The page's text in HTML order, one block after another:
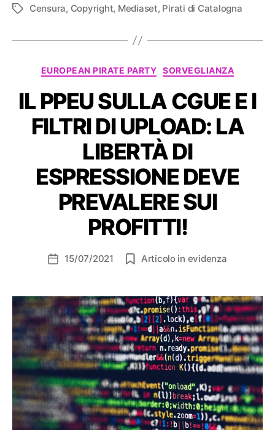
Tag Censura, Copyright, Mediaset, Pirati di Catalogna
Categorie
EUROPEAN PIRATE PARTY SORVEGLIANZA
IL PPEU SULLA CGUE E I
FILTRI DI UPLOAD: LA
LIBERTÀ DI
ESPRESSIONE DEVE
PREVALERE SUI
PROFITTI!
Data15/07/2021 Articolo in evidenza